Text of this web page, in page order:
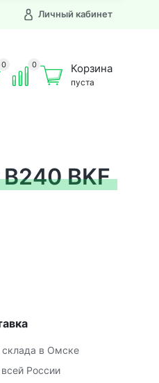
Личный кабинет
0 0 Корзина
пуста
BKF
склада в Омске
России